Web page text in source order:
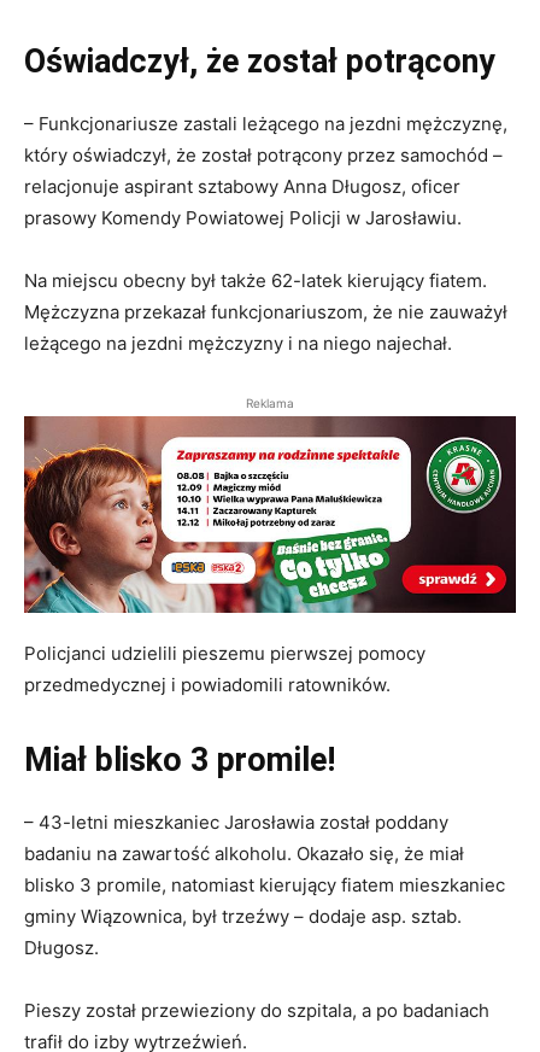
Oświadczył, że został potrącony
– Funkcjonariusze zastali leżącego na jezdni mężczyznę,
który oświadczył, że został potrącony przez samochód –
relacjonuje aspirant sztabowy Anna Długosz, oficer
prasowy Komendy Powiatowej Policji w Jarosławiu.
Na miejscu obecny był także 62-latek kierujący fiatem.
Mężczyzna przekazał funkcjonariuszom, że nie zauważył
leżącego na jezdni mężczyzny i na niego najechał.
Reklama
Policjanci udzielili pieszemu pierwszej pomocy
przedmedycznej i powiadomili ratowników.
Miał blisko 3 promile!
– 43-letni mieszkaniec Jarosławia został poddany
badaniu na zawartość alkoholu. Okazało się, że miał
blisko 3 promile, natomiast kierujący fiatem mieszkaniec
gminy Wiązownica, był trzeźwy – dodaje asp. sztab.
Długosz.
Pieszy został przewieziony do szpitala, a po badaniach
trafił do izby wytrzeźwień.